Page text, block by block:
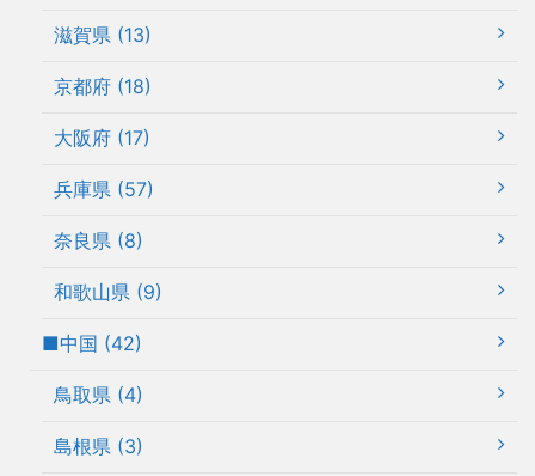
滋賀県 (13)
京都府 (18)
大阪府 (17)
兵庫県 (57)
奈良県 (8)
和歌山県 (9)
■中国 (42)
鳥取県 (4)
島根県 (3)